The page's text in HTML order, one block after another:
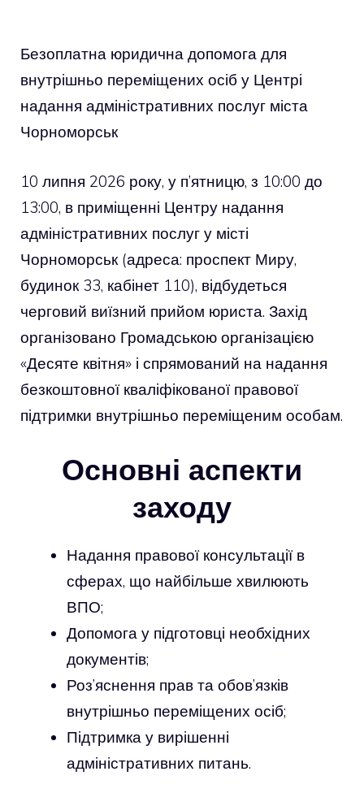
Безоплатна юридична допомога для
внутрішньо переміщених осіб у Центрі
надання адміністративних послуг міста
Чорноморськ
10 липня 2026 року, у п’ятницю, з 10:00 до
13:00, в приміщенні Центру надання
адміністративних послуг у місті
Чорноморськ (адреса: проспект Миру,
будинок 33, кабінет 110), відбудеться
черговий виїзний прийом юриста. Захід
організовано Громадською організацією
«Десяте квітня» і спрямований на надання
безкоштовної кваліфікованої правової
підтримки внутрішньо переміщеним особам.
Основні аспекти
заходу
Надання правової консультації в
сферах, що найбільше хвилюють
ВПО;
Допомога у підготовці необхідних
документів;
Роз’яснення прав та обов’язків
внутрішньо переміщених осіб;
Підтримка у вирішенні
адміністративних питань.